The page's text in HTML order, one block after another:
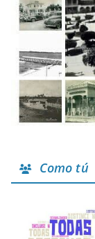
Como tú